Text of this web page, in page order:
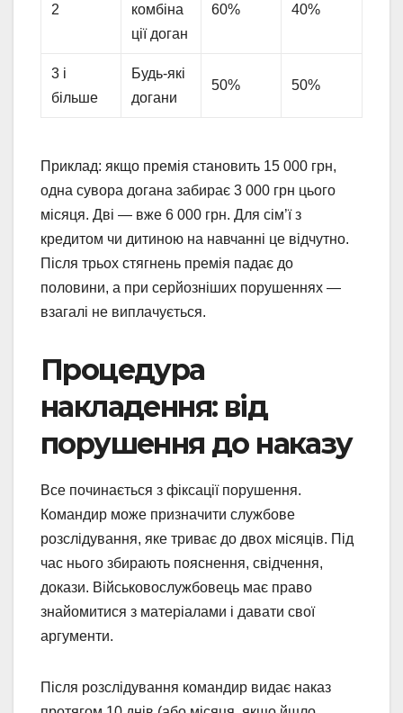
2
комбіна
ції доган
60% 40%
3 і
більше
Будь-які
догани
50% 50%
Приклад: якщо премія становить 15 000 грн,
одна сувора догана забирає 3 000 грн цього
місяця. Дві — вже 6 000 грн. Для сім’ї з
кредитом чи дитиною на навчанні це відчутно.
Після трьох стягнень премія падає до
половини, а при серйозніших порушеннях —
взагалі не виплачується.
Процедура
накладення: від
порушення до наказу
Все починається з фіксації порушення.
Командир може призначити службове
розслідування, яке триває до двох місяців. Під
час нього збирають пояснення, свідчення,
докази. Військовослужбовець має право
знайомитися з матеріалами і давати свої
аргументи.
Після розслідування командир видає наказ